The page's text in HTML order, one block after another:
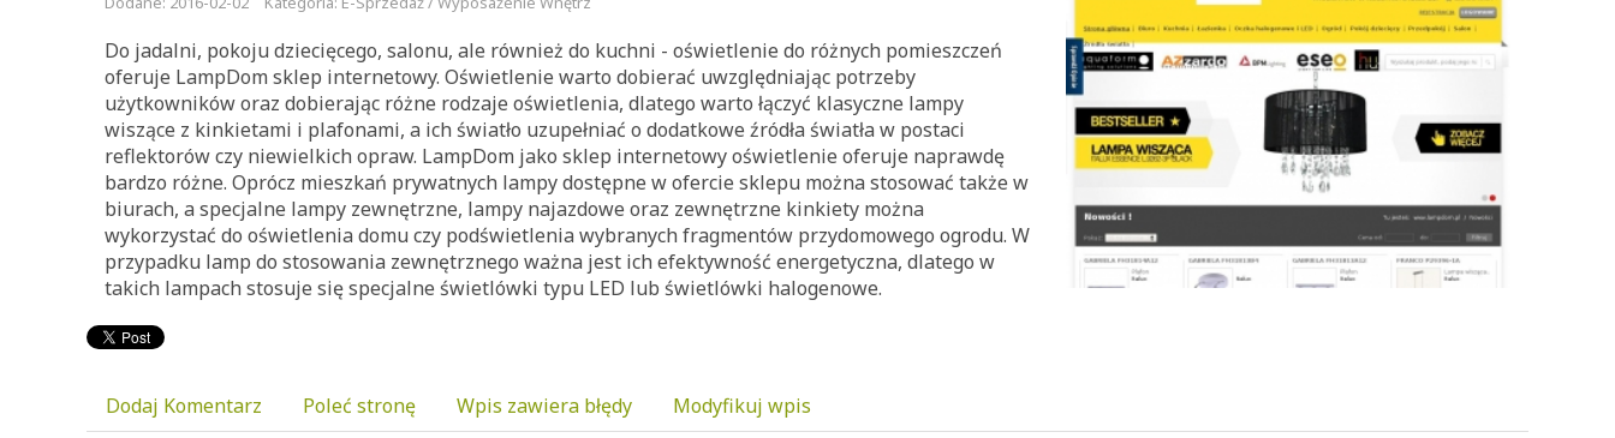
Do jadalni, pokoju dziecięcego, salonu, ale również do kuchni - oświetlenie do różnych pomieszczeń
oferuje LampDom sklep internetowy. Oświetlenie warto dobierać uwzględniając potrzeby
użytkowników oraz dobierając różne rodzaje oświetlenia, dlatego warto łączyć klasyczne lampy
wiszące z kinkietami i plafonami, a ich światło uzupełniać o dodatkowe źródła światła w postaci
reflektorów czy niewielkich opraw. LampDom jako sklep internetowy oświetlenie oferuje naprawdę
bardzo różne. Oprócz mieszkań prywatnych lampy dostępne w ofercie sklepu można stosować także w
biurach, a specjalne lampy zewnętrzne, lampy najazdowe oraz zewnętrzne kinkiety można
wykorzystać do oświetlenia domu czy podświetlenia wybranych fragmentów przydomowego ogrodu. W
przypadku lamp do stosowania zewnętrznego ważna jest ich efektywność energetyczna, dlatego w
takich lampach stosuje się specjalne świetlówki typu LED lub świetlówki halogenowe.
Dodaj Komentarz Poleć stronę Wpis zawiera błędy Modyfikuj wpis